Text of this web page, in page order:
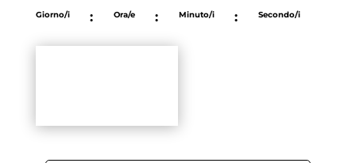
Giorno/i : Ora/e : Minuto/i : Secondo/i